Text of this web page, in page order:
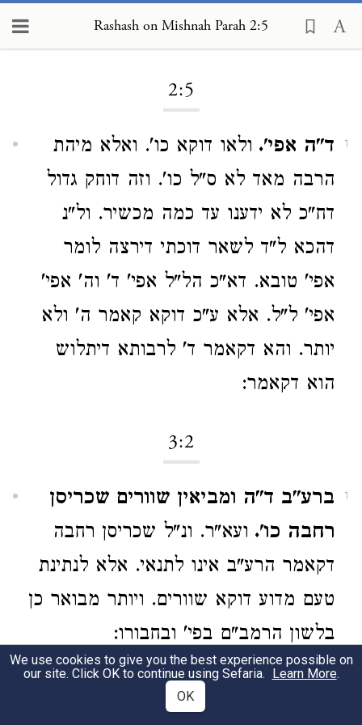
Rashash on Mishnah Parah 2:5
2:5
1 ד"ה אפי'. ולאו דוקא כו'. ואלא מיהת
הרבה מאד לא ס"ל כו'. וזה דוחק גדול
דח"כ לא ידענו עד כמה מכשיר. ול"נ
דהכא ל"ד לשאר דוכתי דירצה לומר
אפי' טובא. דא"כ הל"ל אפי' ד' וה' אפי'
אפי' ל"ל. אלא ע"כ דוקא קאמר ה' ולא
יותר. והא דקאמר ד' לרבותא דיתלוש
הוא דקאמר:
3:2
1
ברע"ב ד"ה ומביאין שוורים שכריסן
רחבה כו'. ועא"ר. ונ"ל שכריסן רחבה
דקאמר הרע"ב אינו לתנאי. אלא לנתינת
טעם מדוע דוקא שוורים. ויותר מבואר כן
בלשון הרמב"ם בפי' ובחבורו:
3:3
We use cookies to give you the best experience possible on
our site. Click OK to continue using Sefaria. Learn More.
OK